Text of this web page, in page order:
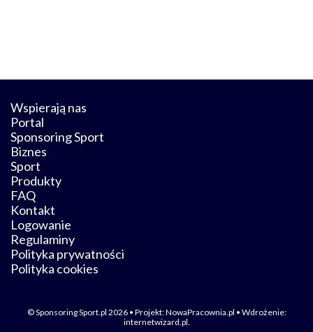
Wspierają nas
Portal
Sponsoring Sport
Biznes
Sport
Produkty
FAQ
Kontakt
Logowanie
Regulaminy
Polityka prywatności
Polityka cookies
© Sponsoring Sport.pl 2026 • Projekt:NowaPracownia.pl • Wdrożenie:
internetwizard.pl